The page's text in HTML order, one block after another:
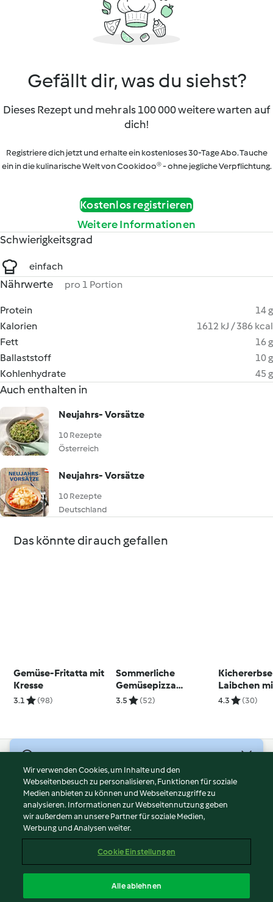
Gefällt dir, was du siehst?
Dieses Rezept und mehr als 100 000 weitere warten auf
dich!
Registriere dich jetzt und erhalte ein kostenloses 30-Tage Abo. Tauche
ein in die kulinarische Welt von Cookidoo® - ohne jegliche Verpflichtung.
Kostenlos registrieren
Weitere Informationen
Schwierigkeitsgrad
einfach
Nährwerte pro 1 Portion
Protein
14 g
Kalorien
1612 kJ / 386 kcal
Fett
16 g
Ballaststoff
10 g
Kohlenhydrate
45 g
Auch enthalten in
Neujahrs- Vorsätze
10 Rezepte
Österreich
Neujahrs- Vorsätze
10 Rezepte
Deutschland
Das könnte dir auch gefallen
Gemüse-Fritatta mit
Kresse
3.1 (98)
Sommerliche
Gemüsepizza
(glutenfrei)
3.5 (52)
Laibchen
Ofenkürbis
4.3 (30)
Nutzungsbedingungen
Datenschutzrichtlinien
Disclaimer
Impressum
Inhalt melden
Erklärung zur Barrierefreiheit
Wir verwenden Cookies, um Inhalte und den
Webseitenbesuch zu personalisieren, Funktionen für soziale
Medien anbieten zu können und Webseitenzugriffe zu
analysieren. Informationen zur Webseitennutzung geben
wir außerdem an unsere Partner für soziale Medien,
Werbung und Analysen weiter.
Cookie Einstellungen
Alle ablehnen